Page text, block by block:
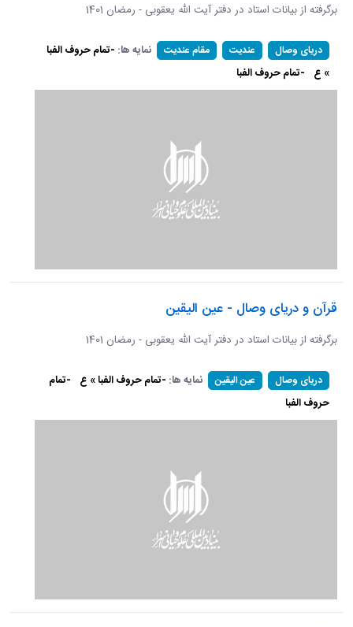
برگرفته از بیانات استاد در دفتر آیت الله یعقوبی - رمضان 1401
دریای وصال عندیت مقام عندیت نمایه ها: -تمام حروف الفبا
» ع -تمام حروف الفبا
قرآن و دریای وصال - عین الیقین
برگرفته از بیانات استاد در دفتر آیت الله یعقوبی - رمضان 1401
دریای وصال عین الیقین نمایه ها: -تمام حروف الفبا » ع -تمام
حروف الفبا